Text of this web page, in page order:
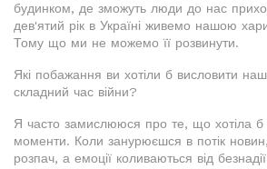
будинком, де зможуть люди до нас
дев'ятий рік в Україні живемо нашою
Тому що ми не можемо її розвинути.
Які побажання ви хотіли б висловити
складний час війни?
Я часто замислююся про те, що хотіла б
моменти. Коли занурюєшся в потік новин,
розпач, а емоції коливаються від